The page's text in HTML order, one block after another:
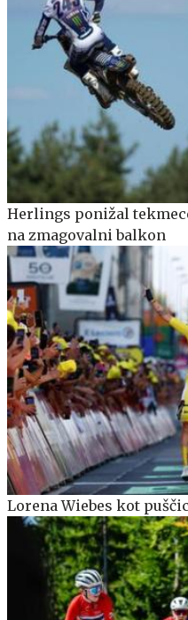
Herlings ponižal
na zmagovalni balkon
Lorena Wiebes kot